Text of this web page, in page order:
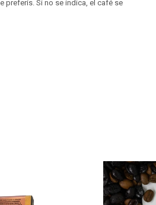
preferís. Si no se indica, el café se